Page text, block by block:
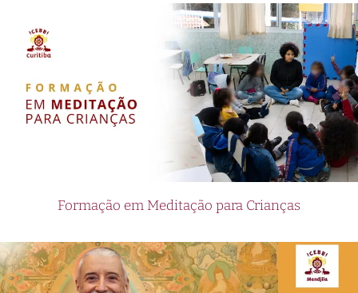
Formação em Meditação para Crianças